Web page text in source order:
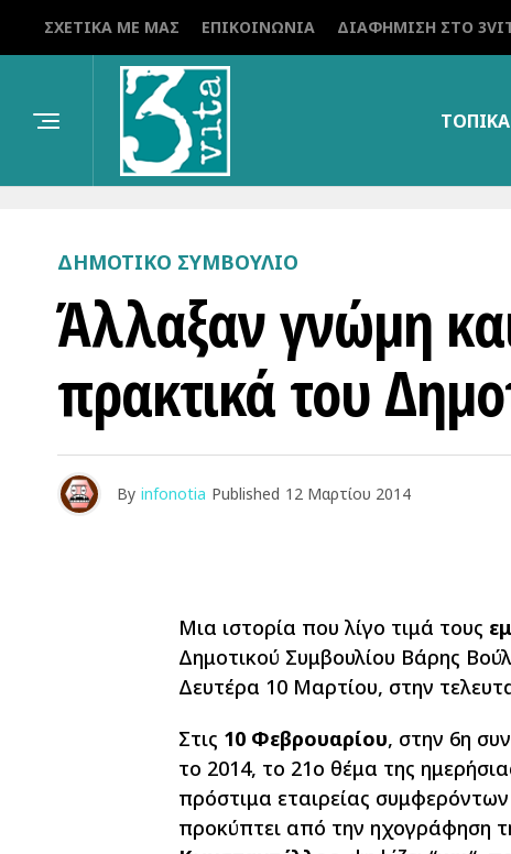
ΣΧΕΤΙΚΆ ΜΕ ΜΑΣ ΕΠΙΚΟΙΝΩΝΊΑ ΔΙΑΦΉΜΙΣΗ ΣΤΟ
ΔΗΜΟΤΙΚΌ ΣΥΜΒΟΎΛΙΟ
Άλλαξαν γνώμη
πρακτικά του
By infonotia Published 12 Μαρτίου 2014
Μια ιστορία που λίγο τιμά τους
Δημοτικού Συμβουλίου Βάρης
Δευτέρα 10 Μαρτίου, στην
Στις 10 Φεβρουαρίου, στην 6η
το 2014, το 21ο θέμα της
πρόστιμα εταιρείας
προκύπτει από την ηχογράφηση